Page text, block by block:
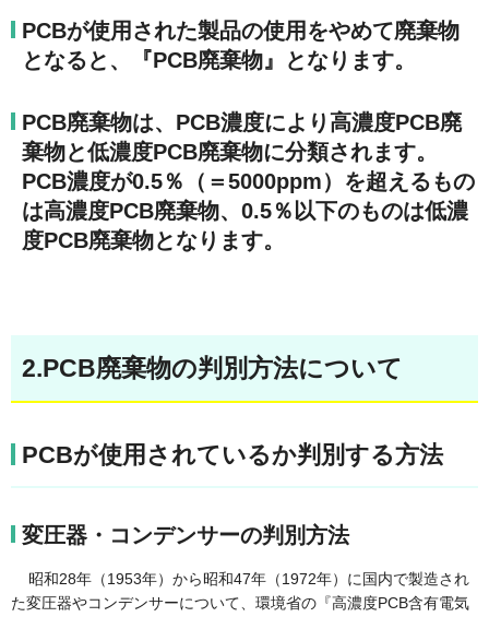
PCBが使用された製品の使用をやめて廃棄物
となると、『PCB廃棄物』となります。
PCB廃棄物は、PCB濃度により高濃度PCB廃
棄物と低濃度PCB廃棄物に分類されます。
PCB濃度が0.5％（＝5000ppm）を超えるもの
は高濃度PCB廃棄物、0.5％以下のものは低濃
度PCB廃棄物となります。
2.PCB廃棄物の判別方法について
PCBが使用されているか判別する方法
変圧器・コンデンサーの判別方法
昭和28年（1953年）から昭和47年（1972年）に国内で製造され
た変圧器やコンデンサーについて、環境省の『高濃度PCB含有電気